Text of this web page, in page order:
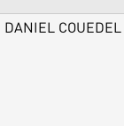
DANIEL COUEDEL